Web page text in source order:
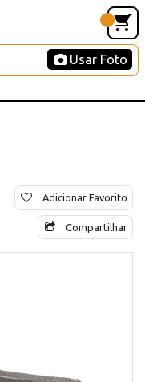
Usar Foto
Adicionar Favorito
Compartilhar